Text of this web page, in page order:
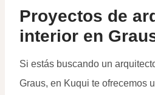
Proyectos de
interior en
Si estás buscando un
Graus, en Kuqui te ofrecemos